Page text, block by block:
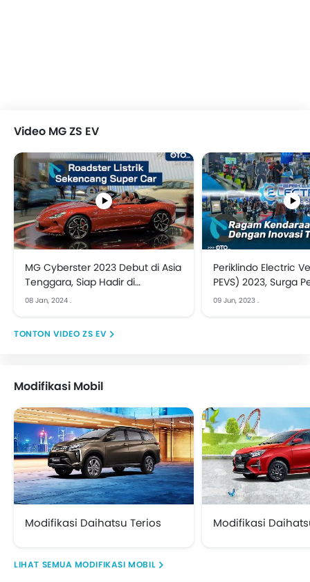
Video MG ZS EV
MG Cyberster 2023 Debut di Asia
Tenggara, Siap Hadir di
Indonesia | First Impression
08 Jan, 2024 .
Periklindo Electric
PEVS) 2023, Surga
Kendaraan Listrik |
09 Jun, 2023 .
VIDEO ZS EV
Modifikasi Mobil
Modifikasi Daihatsu Terios Modifikasi
MODIFIKASI MOBIL